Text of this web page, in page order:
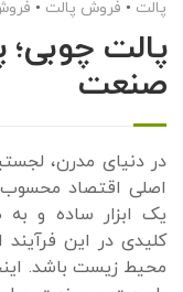
پالت • فروش پالت •
پالت
صنعت
در دنیای مدرن،
اصلی اقتصاد
یک ابزار ساده و
کلیدی در این فرآیند
محیط زیست باشد.